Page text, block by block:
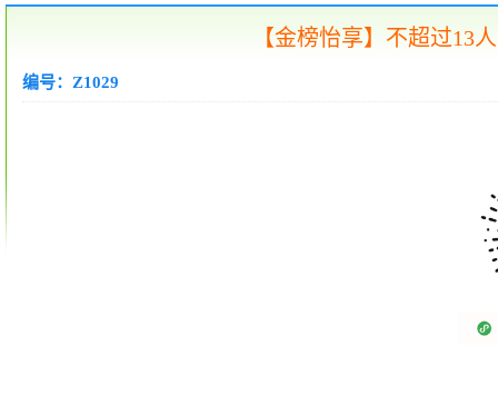
【金榜怡享】不超过13
编号：Z1029